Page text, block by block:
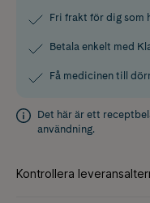
Fri frakt för dig som
Betala enkelt med
Få medicinen till
Det här är ett
användning.